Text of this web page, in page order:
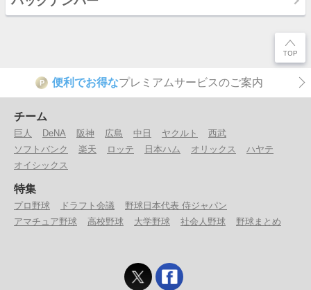
P 便利でお得なプレミアムサービスのご案内
チーム
巨人 DeNA 阪神 広島 中日 ヤクルト
西武
ソフトバンク
楽天 ロッテ 日本ハム オリックス
ハヤテ
オイシックス
特集
プロ野球 ドラフト会議
野球日本代表 侍ジャパン
アマチュア野球
高校野球 大学野球 社会人野球 野球まとめ